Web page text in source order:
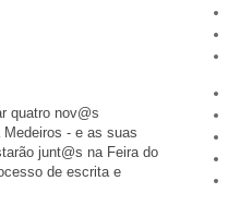
quatro nov@s
- e as suas
junt@s na Feira do
de escrita e